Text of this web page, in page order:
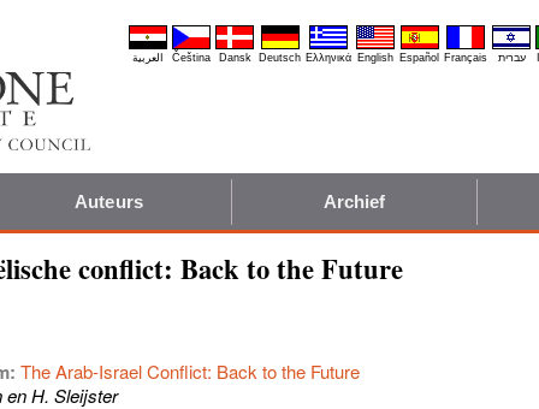
العربية Čeština Dansk Deutsch Ελληνικά English Español Français עברית
Auteurs Archief
conflict: Back to the Future
The Arab-Israel Conflict: Back to the Future
en H. Sleijster